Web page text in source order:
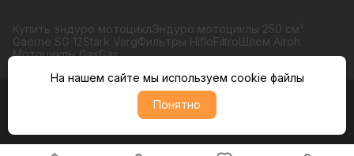
Купить эндуро мотоциклЭндуро мотоциклы 250 см³
Gaerne SG 12Stark VargФильтры HifloFiltroШлем Airoh
Мотоциклы GasGas
© Moto365, Все права защищены
Политика обратботки персональных данных
На нашем сайте мы используем cookie файлы
Понятно